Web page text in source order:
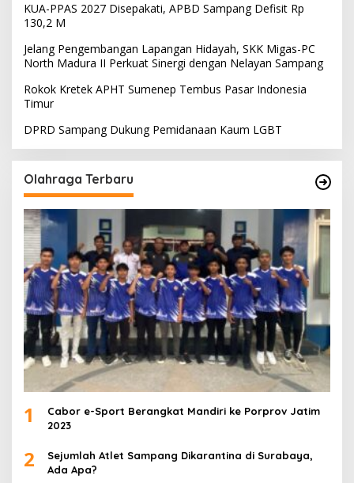
KUA-PPAS 2027 Disepakati, APBD Sampang Defisit Rp
130,2 M
Jelang Pengembangan Lapangan Hidayah, SKK Migas-PC
North Madura II Perkuat Sinergi dengan Nelayan Sampang
Rokok Kretek APHT Sumenep Tembus Pasar Indonesia
Timur
DPRD Sampang Dukung Pemidanaan Kaum LGBT
Olahraga Terbaru
1
Cabor e-Sport Berangkat Mandiri ke Porprov Jatim
2023
2
Sejumlah Atlet Sampang Dikarantina di Surabaya,
Ada Apa?